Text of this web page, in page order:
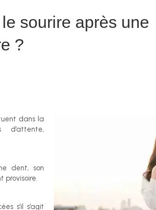
sourire après une
?
dans la
dent, son
provisoire.
s’il s’agit